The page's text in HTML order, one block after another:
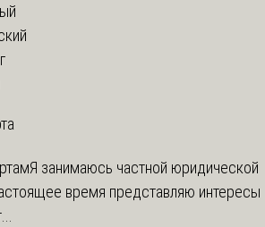
Я занимаюсь частной юридической
время представляю интересы